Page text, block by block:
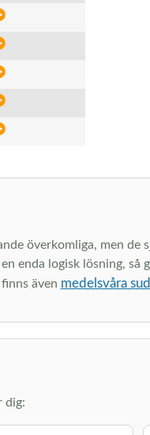
överkomliga, men de
enda logisk lösning, så
även medelsvåra
dig: